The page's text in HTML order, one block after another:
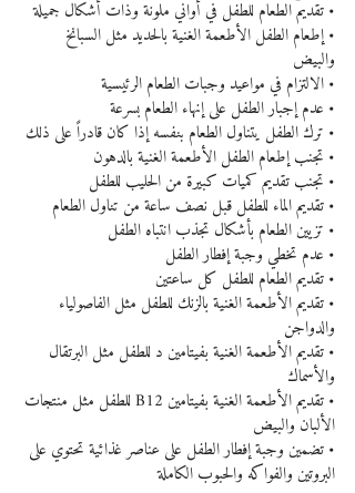
• تقديم الطعام للطفل في أواني ملونة وذات أشكال جميلة
• إطعام الطفل الأطعمة الغنية بالحديد مثل السبانخ
والبيض
• الالتزام في مواعيد وجبات الطعام الرئيسية
• عدم إجبار الطفل على إنهاء الطعام بسرعة
• ترك الطفل يتناول الطعام بنفسه إذا كان قادراً على ذلك
• تجنب إطعام الطفل الأطعمة الغنية بالدهون
• تجنب تقديم كميات كبيرة من الحليب للطفل
• تقديم الماء للطفل قبل نصف ساعة من تناول الطعام
• تزيين الطعام بأشكال تجذب انتباه الطفل
• عدم تخطي وجبة إفطار الطفل
• تقديم الطعام للطفل كل ساعتين
• تقديم الأطعمة الغنية بالزنك للطفل مثل الفاصولياء
والدواجن
• تقديم الأطعمة الغنية بفيتامين د للطفل مثل البرتقال
والأسماك
• تقديم الأطعمة الغنية بفيتامين B12 للطفل مثل منتجات
الألبان والبيض
• تضمين وجبة إفطار الطفل على عناصر غذائية تحتوي على
البروتين والفواكه والحبوب الكاملة